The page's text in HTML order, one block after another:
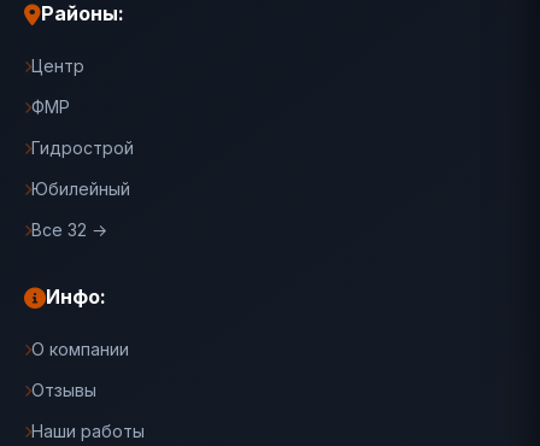
Районы:
Центр
ФМР
Гидрострой
Юбилейный
Все 32 →
Инфо:
О компании
Отзывы
Наши работы